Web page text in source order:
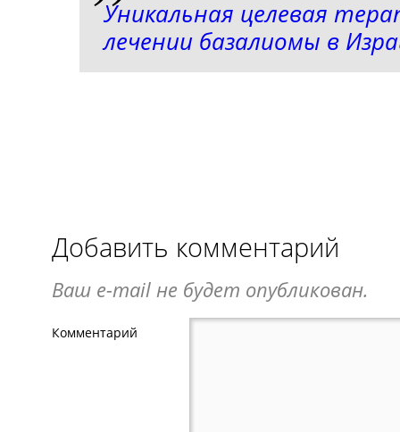
Уникальная целевая
лечении базалиомы в
Добавить комментарий
Ваш e-mail не будет опубликован.
Комментарий